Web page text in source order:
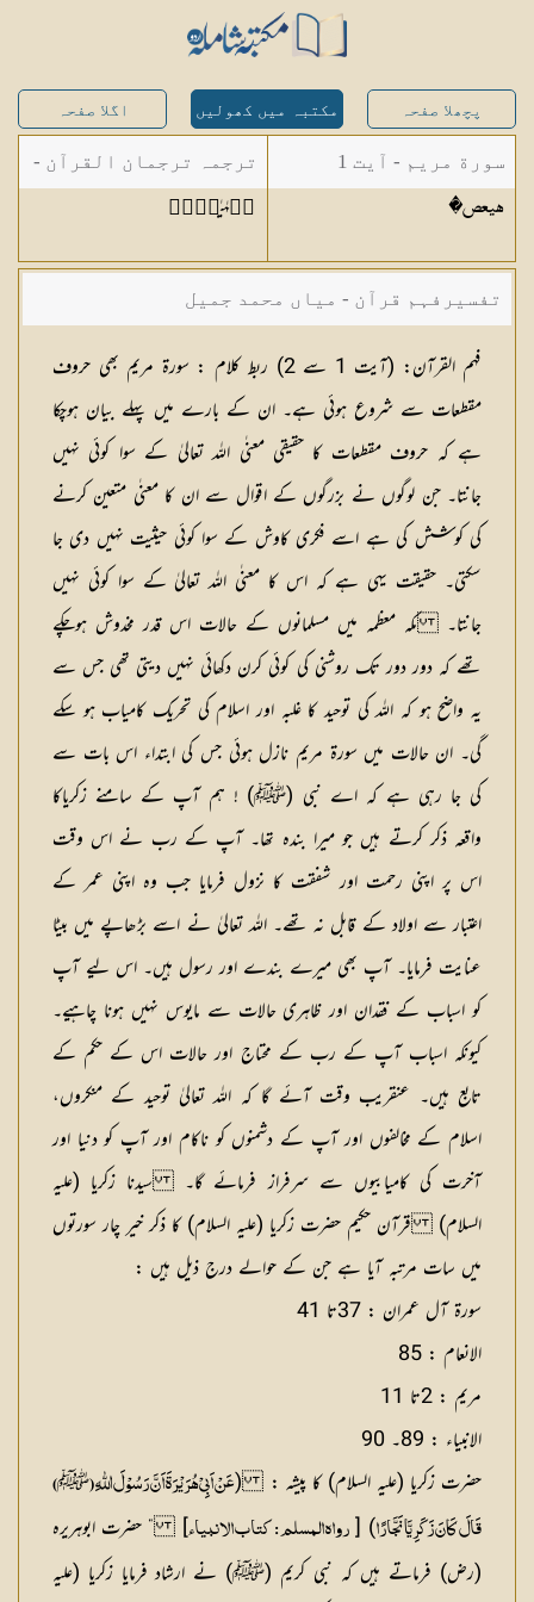
پچھلا صفحہ مکتبہ میں کھولیں اگلا صفحہ
سورة مريم - آیت 1
�هيعص
ترجمہ ترجمان القرآن -
مولانا ابوالکلام آزاد
کۗہٰیٰعۗصۗ
تفسیرفہم قرآن - میاں محمد جمیل
فہم القرآن: (آیت 1 سے 2) ربط کلام : سورۃ مریم بھی حروف
مقطعات سے شروع ہوئی ہے۔ ان کے بارے میں پہلے بیان ہوچکا
ہے کہ حروف مقطعات کا حقیقی معنٰی اللہ تعالیٰ کے سوا کوئی نہیں
جانتا۔ جن لوگوں نے بزرگوں کے اقوال سے ان کا معنٰی متعین کرنے
کی کوشش کی ہے اسے فکری کاوش کے سوا کوئی حیثیت نہیں دی جا
سکتی۔ حقیقت یہی ہے کہ اس کا معنٰی اللہ تعالیٰ کے سوا کوئی نہیں
جانتا۔ مکہ معظمہ میں مسلمانوں کے حالات اس قدر مخدوش ہوچکے
تھے کہ دور دور تک روشنی کی کوئی کرن دکھائی نہیں دیتی تھی جس سے
یہ واضح ہو کہ اللہ کی توحید کا غلبہ اور اسلام کی تحریک کامیاب ہو سکے
گی۔ ان حالات میں سورۃ مریم نازل ہوئی جس کی ابتداء اس بات سے
کی جا رہی ہے کہ اے نبی (ﷺ) ! ہم آپ کے سامنے زکریاکا
واقعہ ذکر کرتے ہیں جو میرا بندہ تھا۔ آپ کے رب نے اس وقت
اس پر اپنی رحمت اور شفقت کا نزول فرمایا جب وہ اپنی عمر کے
اعتبار سے اولاد کے قابل نہ تھے۔ اللہ تعالیٰ نے اسے بڑھاپے میں بیٹا
عنایت فرمایا۔ آپ بھی میرے بندے اور رسول ہیں۔ اس لیے آپ
کو اسباب کے فقدان اور ظاہری حالات سے مایوس نہیں ہونا چاہیے۔
کیونکہ اسباب آپ کے رب کے محتاج اور حالات اس کے حکم کے
تابع ہیں۔ عنقریب وقت آئے گا کہ اللہ تعالیٰ توحید کے منکروں،
اسلام کے مخالفوں اور آپ کے دشمنوں کو ناکام اور آپ کو دنیا اور
آخرت کی کامیابیوں سے سرفراز فرمائے گا۔سیدنا زکریا (علیہ
السلام) قرآن حکیم حضرت زکریا (علیہ السلام) کا ذکر خیر چار سورتوں
میں سات مرتبہ آیا ہے جن کے حوالے درج ذیل ہیں :
سورۃ آل عمران : 37تا 41
الانعام : 85
مریم : 2تا 11
الانبیاء : 89۔ 90
حضرت زکریا (علیہ السلام) کا پیشہ : (عَنْ اَبِیْ ہُرَیْرَۃَ اَنَّ رَسُوْلَ اللّٰہِ (ﷺ)
قَالَ کَانَ زَکَرِیَّا نَجَّارًا) [ رواہ المسلم : کتاب الانبیاء] ” حضرت ابوہریرہ
(رض) فرماتے ہیں کہ نبی کریم (ﷺ) نے ارشاد فرمایا زکریا (علیہ